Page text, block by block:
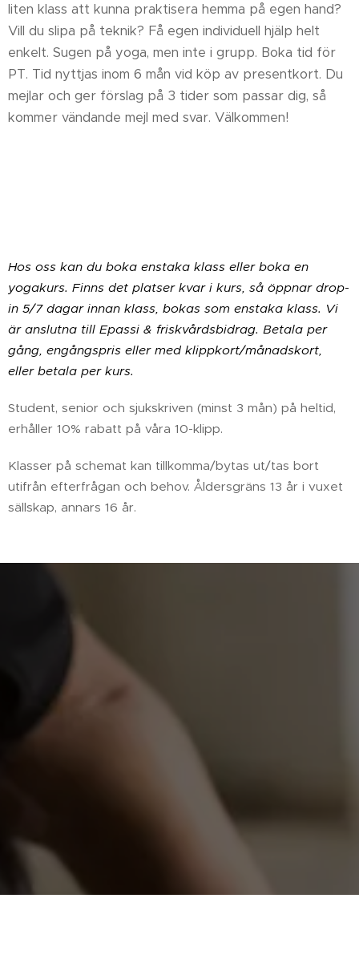
liten klass att kunna praktisera hemma på egen hand?
Vill du slipa på teknik? Få egen individuell hjälp helt
enkelt. Sugen på yoga, men inte i grupp. Boka tid för
PT. Tid nyttjas inom 6 mån vid köp av presentkort. Du
mejlar och ger förslag på 3 tider som passar dig, så
kommer vändande mejl med svar. Välkommen!
Hos oss kan du boka enstaka klass eller boka en
yogakurs. Finns det platser kvar i kurs, så öppnar drop-
in 5/7 dagar innan klass, bokas som enstaka klass. Vi
är anslutna till Epassi & friskvårdsbidrag. Betala per
gång, engångspris eller med klippkort/månadskort,
eller betala per kurs.
Student, senior och sjukskriven (minst 3 mån) på heltid,
erhåller 10% rabatt på våra 10-klipp.
Klasser på schemat kan tillkomma/bytas ut/tas bort
utifrån efterfrågan och behov. Åldersgräns 13 år i vuxet
sällskap, annars 16 år.